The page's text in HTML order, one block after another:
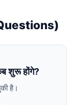
शुरू होंगे?
है।